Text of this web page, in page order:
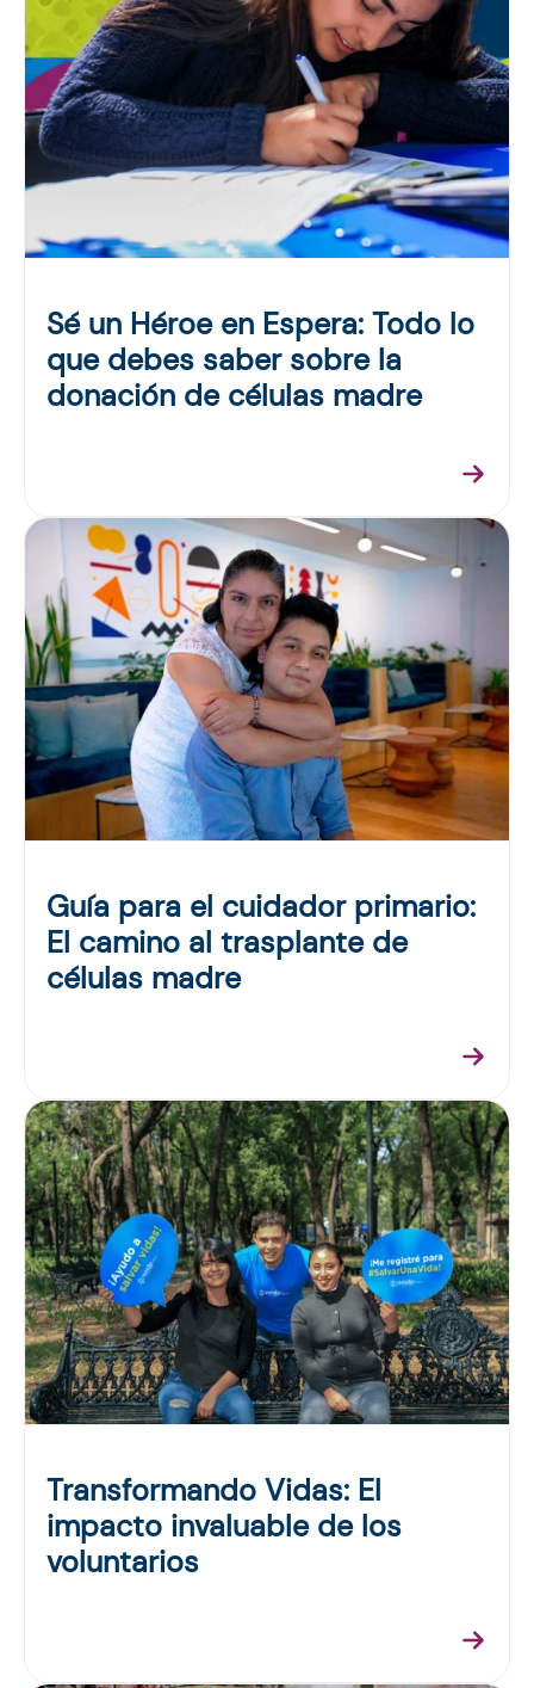
Sé un Héroe en Espera: Todo lo
que debes saber sobre la
donación de células madre
Guía para el cuidador primario:
El camino al trasplante de
células madre
Transformando Vidas: El
impacto invaluable de los
voluntarios